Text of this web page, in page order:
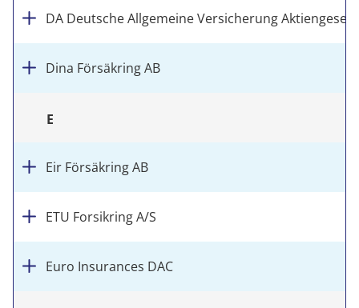
DA Deutsche Allgemeine Versicherung
Dina Försäkring AB
E
Eir Försäkring AB
ETU Forsikring A/S
Euro Insurances DAC